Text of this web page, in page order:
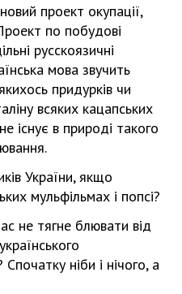
проект окупації,
по побудові
русскоязичні
мова звучить
придурків чи
всяких кацапських
існує в природі такого
України, якщо
мульфільмах і попсі?
не тягне блювати від
ніби і нічого, а